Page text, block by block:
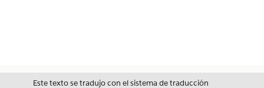
Este texto se tradujo con el sistema de traducción